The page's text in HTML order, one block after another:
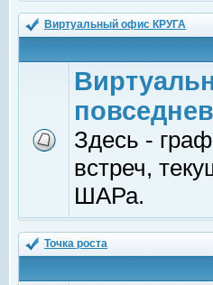
Виртуальный офис КРУГА
Здесь -
встреч,
ШАРа.
Точка роста